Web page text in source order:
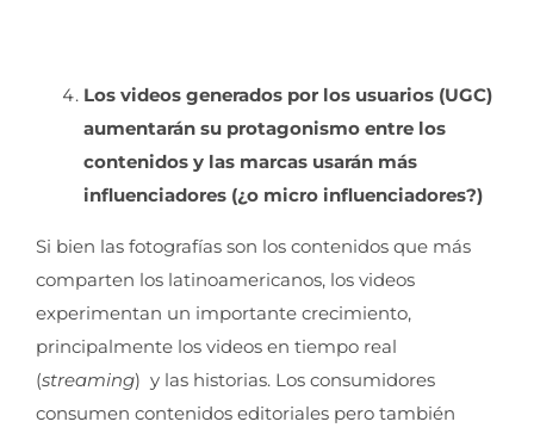
Los videos generados por los usuarios (UGC)
aumentarán su protagonismo entre los
contenidos y las marcas usarán más
influenciadores (¿o micro influenciadores?)
Si bien las fotografías son los contenidos que más
comparten los latinoamericanos, los videos
experimentan un importante crecimiento,
principalmente los videos en tiempo real
(streaming) y las historias. Los consumidores
consumen contenidos editoriales pero también